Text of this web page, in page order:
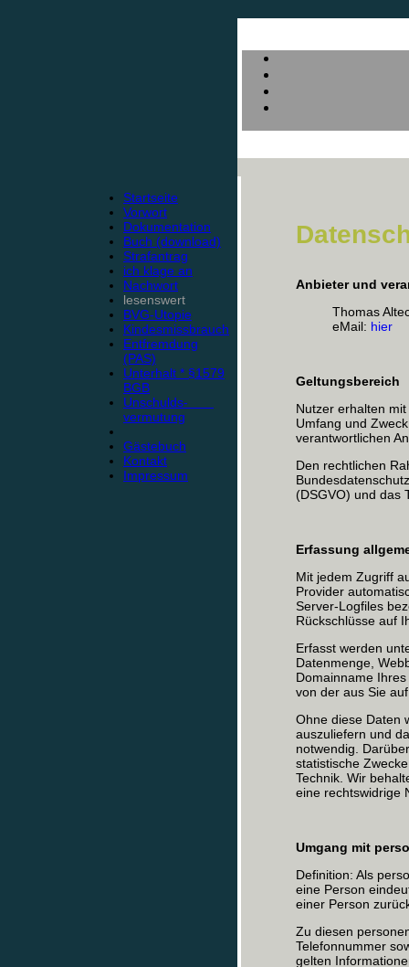
Startseite
Vorwort
Dokumentation
Buch (download)
Strafantrag
ich klage an
Nachwort
lesenswert
BVG-Utopie
Kindesmissbrauch
Entfremdung
(PAS)
Unterhalt * §1579
BGB
Unschulds-
vermutung
Gästebuch
Kontakt
Impressum
Anbieter und
Thomas
eMail: hier
Geltungsbereich
Nutzer erhalten
Umfang und
verantwortlichen
Den rechtlichen
(DSGVO) und das
Erfassung
Mit jedem Zugriff
Provider
Server-Logfiles
Rückschlüsse auf
Erfasst werden
Datenmenge,
Domainname
von der aus Sie
Ohne diese Daten
auszuliefern und
notwendig.
statistische
Technik. Wir
eine rechtswidrige
Umgang mit
Definition: Als
eine Person
einer Person
Zu diesen
Telefonnummer
gelten